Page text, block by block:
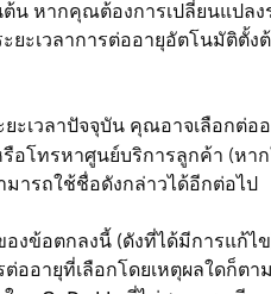
ต้น หากคุณต้องการเปลี่ยนแปลง
ยะเวลาการต่ออายุอัตโนมัติตั้ง
เวลาปัจจุบัน คุณอาจเลือกต่อ
อโทรหาศูนย์บริการลูกค้า (หา
ารถใช้ชื่อดังกล่าวได้อีกต่อไป
งข้อตกลงนี้ (ดังที่ได้มีการแก้ไ
อายุที่เลือกโดยเหตุผลใดก็ตาม